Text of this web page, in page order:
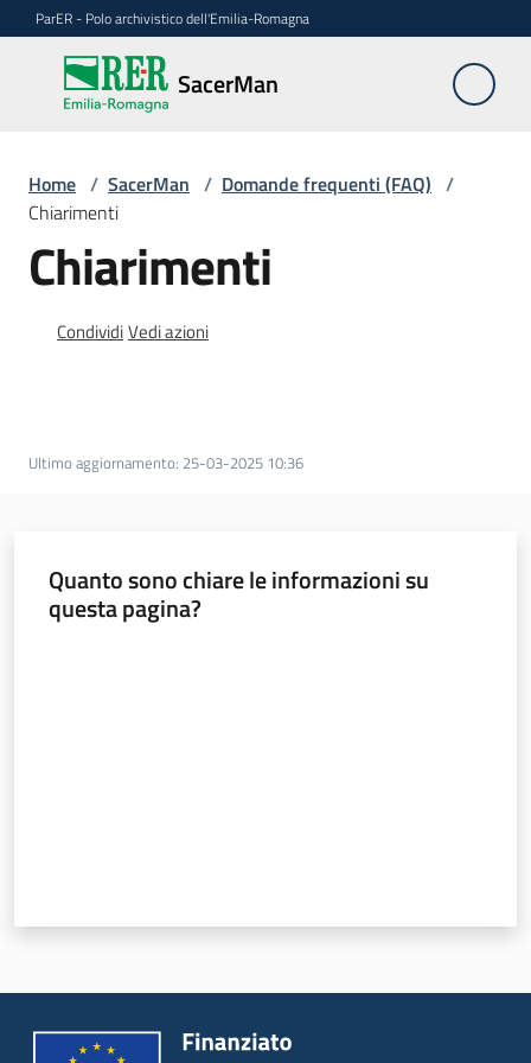
Vai al contenuto
Vai alla navigazione
Vai al footer
ParER - Polo archivistico dell'Emilia-Romagna
SacerMan
SacerMan
Applicazioni
Evolutive
Menu selezionato
ParER -
Polo
Conservazione
Argomenti
Home / SacerMan / Domande frequenti (FAQ) /
Chiarimenti
Chiarimenti
CondividiVedi azioni
Ultimo aggiornamento: 25-03-2025 10:36
Quanto sono chiare le informazioni su
questa pagina?